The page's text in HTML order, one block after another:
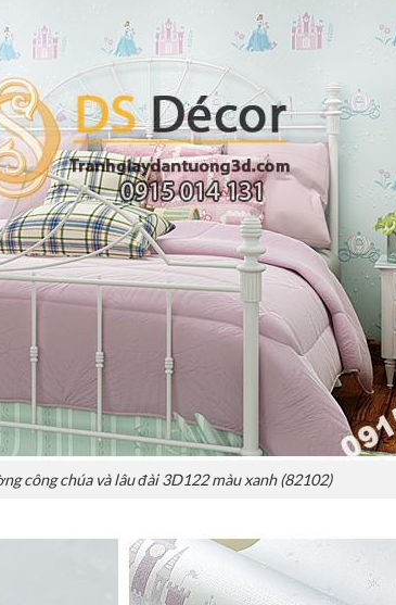
công chúa và lâu đài 3D122 màu xanh (82102)